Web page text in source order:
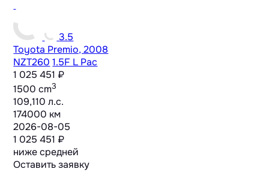
3.5
Toyota Premio, 2008
NZT260 1.5F L Pac
1 025 451 ₽
1500 cm3
109,110 л.с.
174000 км
2026-08-05
1 025 451 ₽
ниже средней
Оставить заявку